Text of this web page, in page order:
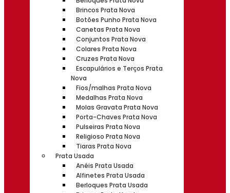
Brincos Prata Nova
Botões Punho Prata Nova
Canetas Prata Nova
Conjuntos Prata Nova
Colares Prata Nova
Cruzes Prata Nova
Escapulários e Terços Prata
Nova
Fios/malhas Prata Nova
Medalhas Prata Nova
Molas Gravata Prata Nova
Porta-Chaves Prata Nova
Pulseiras Prata Nova
Religioso Prata Nova
Tiaras Prata Nova
Prata Usada
Anéis Prata Usada
Alfinetes Prata Usada
Berloques Prata Usada